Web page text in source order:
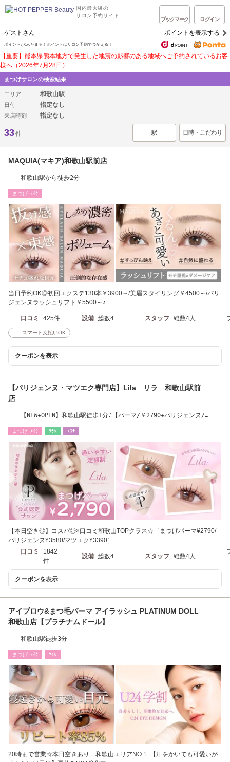
国内最大級の
サロン予約サイト
ブックマーク ログイン
ゲストさん ポイントを表示する
ポイントが1%たまる！ポイントはサロン予約でつかえる！
【重要】熊本県熊本地方で発生した地震の影響のある地域へご予約されているお客
様へ（2026年7月28日）
まつげサロンの検索結果
エリア 和歌山駅
日付 指定なし
来店時刻 指定なし
33件 駅 日時・こだわり
MAQUIA(マキア)和歌山駅前店
和歌山駅から徒歩2分
まつげ･ﾒｲｸ
当日予約OK◎初回エクステ130本￥3900～/美眉スタイリング￥4500～/パリ
ジェンヌラッシュリフト￥5500～♪
口コミ 425件 設備 総数4 スタッフ 総数4人
スマート支払いOK
クーポンを表示
【パリジェンヌ・マツエク専門店】Lila リラ 和歌山駅前
店
【NEW★OPEN】和歌山駅徒歩1分♪【パーマ/￥2790★パリジェンヌ/
まつげ･ﾒｲｸ ﾘﾗｸ ｴｽﾃ
【本日空き◎】コスパ◎×口コミ和歌山TOPクラス☆［まつげパーマ¥2790/
パリジェンヌ¥3580/マツエク¥3390］
口コミ
1842
件
設備 総数4 スタッフ 総数4人
クーポンを表示
アイブロウ&まつ毛パーマ アイラッシュ PLATINUM DOLL
和歌山店【プラチナムドール】
和歌山駅徒歩3分
まつげ･ﾒｲｸ ﾈｲﾙ
20時まで営業☆本日空きあり 和歌山エリアNO.1 【汗をかいても可愛いが